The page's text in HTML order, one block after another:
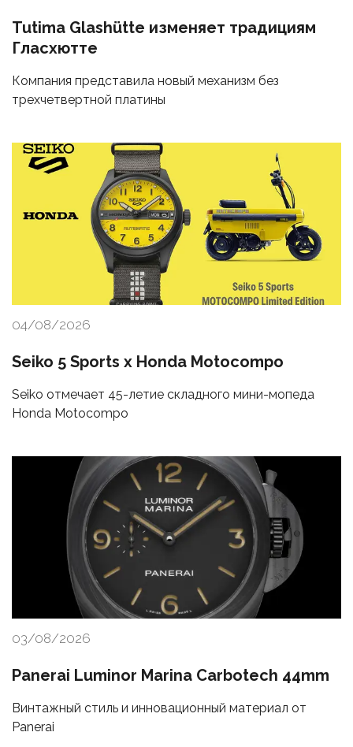
Tutima Glashütte изменяет традициям
Гласхютте
Компания представила новый механизм без
трехчетвертной платины
04/08/2026
Seiko 5 Sports x Honda Motocompo
Seiko отмечает 45-летие складного мини-мопеда
Honda Motocompo
03/08/2026
Panerai Luminor Marina Carbotech 44mm
Винтажный стиль и инновационный материал от
Panerai